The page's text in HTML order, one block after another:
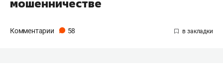
мошенничестве
Комментарии 58